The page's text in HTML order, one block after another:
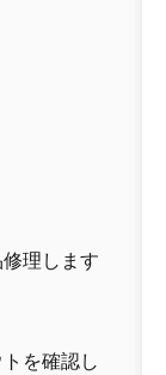
理します
を確認し